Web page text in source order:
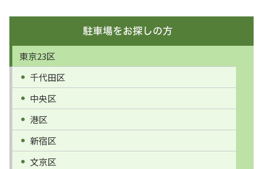
東京23区
千代田区
中央区
港区
新宿区
文京区